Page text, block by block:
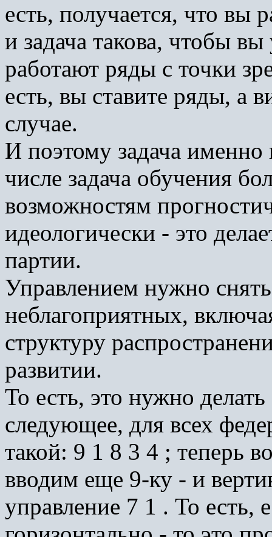
есть, получается, что вы
и задача такова, чтобы вы
работают ряды с точки
есть, вы ставите ряды, а
случае.
И поэтому задача именно
числе задача обучения
возможностям
идеологически - это
партии.
Управлением нужно
неблагоприятных,
структуру
развитии.
То есть, это нужно
следующее, для всех
такой: 9 1 8 3 4 ; теперь
вводим еще 9-ку - и
управление 7 1 . То есть,